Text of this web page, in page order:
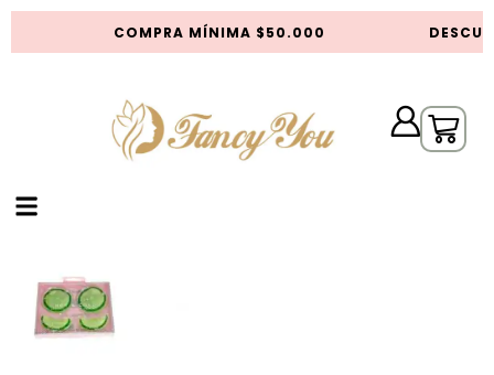
COMPRA MÍNIMA $50.000